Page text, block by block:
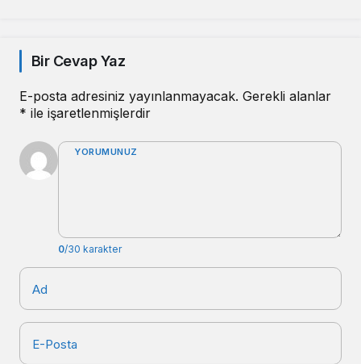
Bir Cevap Yaz
E-posta adresiniz yayınlanmayacak. Gerekli alanlar
* ile işaretlenmişlerdir
YORUMUNUZ
0/30 karakter
Ad
E-Posta